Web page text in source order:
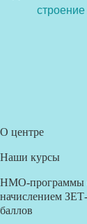
О центре
Наши курсы
НМО-программы
начислением ЗЕТ-
баллов